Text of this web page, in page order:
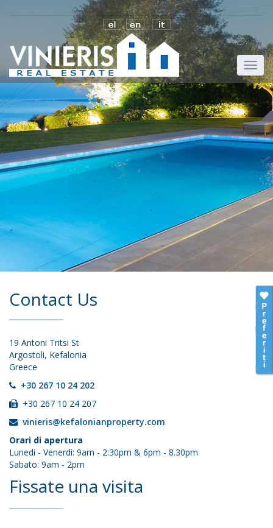
Contact Us
19 Antoni Tritsi St
Argostoli, Kefalonia
Greece
+30 267 10 24 202
+30 267 10 24 207
vinieris@kefalonianproperty.com
Orari di apertura
Lunedi - Venerdì: 9am - 2:30pm & 6pm - 8.30pm
Sabato: 9am - 2pm
Fissate una visita